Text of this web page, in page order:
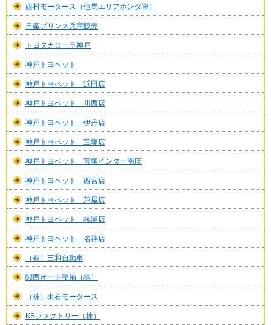
西村モータース（但馬エリアホンダ車）
日産プリンス兵庫販売
トヨタカローラ神戸
神戸トヨペット
神戸トヨペット 浜田店
神戸トヨペット 川西店
神戸トヨペット 伊丹店
神戸トヨペット 宝塚店
神戸トヨペット 宝塚インター南店
神戸トヨペット 西宮店
神戸トヨペット 芦屋店
神戸トヨペット 杭瀬店
神戸トヨペット 名神店
（有）三和自動車
関西オート整備（株）
（株）出石モータース
KSファクトリー（株）